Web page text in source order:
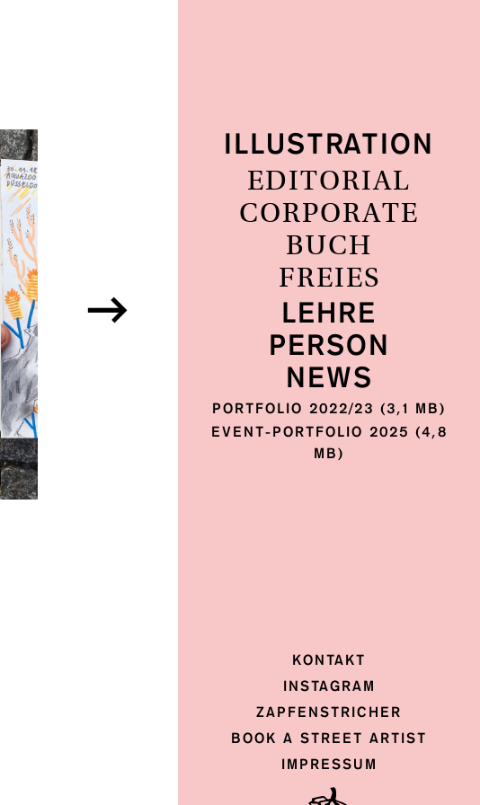
ILLUSTRATION
EDITORIAL
CORPORATE
BUCH
FREIES
LEHRE
PERSON
NEWS
PORTFOLIO 2022/23 (3,1 MB)
EVENT-PORTFOLIO 2025 (4,8
MB)
KONTAKT
INSTAGRAM
ZAPFENSTRICHER
BOOK A STREET ARTIST
IMPRESSUM